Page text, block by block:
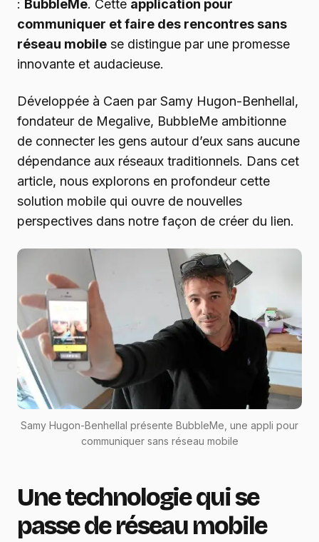
: BubbleMe. Cette application pour
communiquer et faire des rencontres sans
réseau mobile se distingue par une promesse
innovante et audacieuse.
Développée à Caen par Samy Hugon-Benhellal,
fondateur de Megalive, BubbleMe ambitionne
de connecter les gens autour d’eux sans aucune
dépendance aux réseaux traditionnels. Dans cet
article, nous explorons en profondeur cette
solution mobile qui ouvre de nouvelles
perspectives dans notre façon de créer du lien.
Samy Hugon-Benhellal présente BubbleMe, une appli pour
communiquer sans réseau mobile
Une technologie qui se
passe de réseau mobile